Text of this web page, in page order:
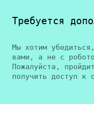
Требуется
Мы хотим
вами, а не с
Пожалуйста,
получить доступ к